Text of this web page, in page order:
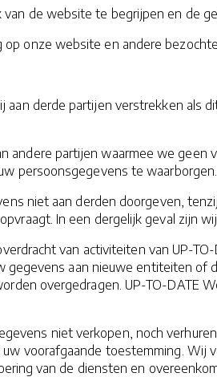
de website te begrijpen en de
op onze website en andere
derde partijen verstrekken als
andere partijen waarmee we
persoonsgegevens te waarborgen.
niet aan derden doorgeven,
In een dergelijk geval zijn
van activiteiten van UP-
gegevens aan nieuwe entiteiten
overgedragen. UP-TO-DATE
niet verkopen, noch
voorafgaande toestemming.
van de diensten en